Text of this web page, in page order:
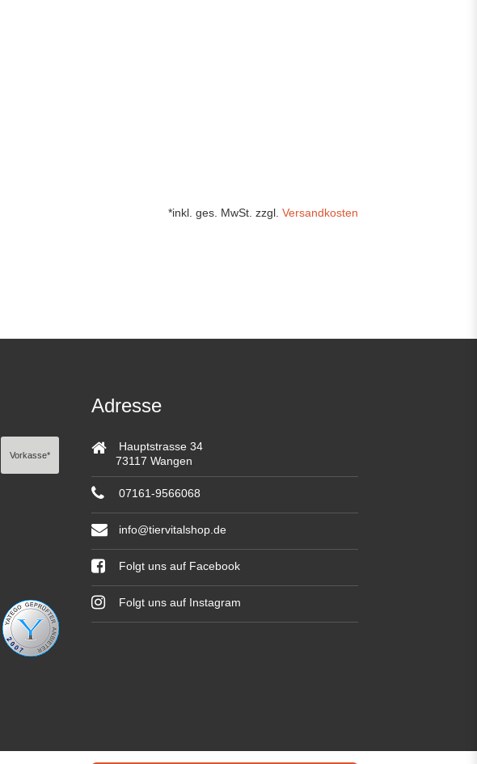
*inkl. ges. MwSt. zzgl. Versandkosten
Vorkasse*
Adresse
Hauptstrasse 34
73117 Wangen
07161-9566068
info@tiervitalshop.de
Folgt uns auf Facebook
Folgt uns auf Instagram